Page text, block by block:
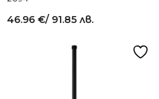
46.96 €/ 91.85 лв.